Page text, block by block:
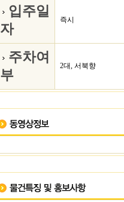
입주일
자
즉시
주차여
부
2대, 서북향